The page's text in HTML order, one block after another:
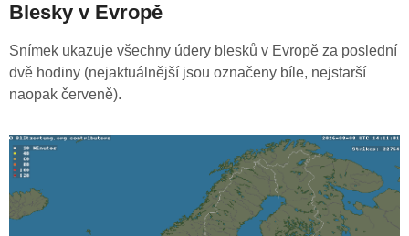
Blesky v Evropě
Snímek ukazuje všechny údery blesků v Evropě za poslední
dvě hodiny (nejaktuálnější jsou označeny bíle, nejstarší
naopak červeně).